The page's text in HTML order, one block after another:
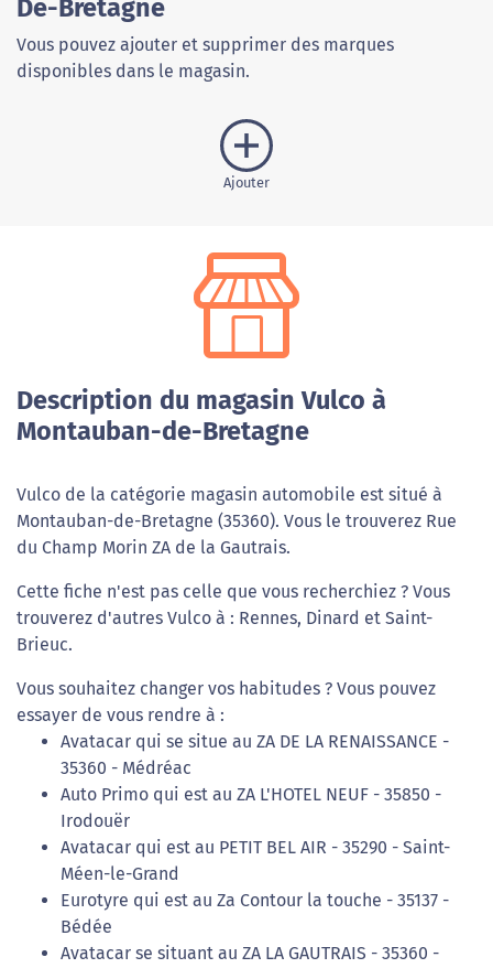
De-Bretagne
Vous pouvez ajouter et supprimer des marques
disponibles dans le magasin.
Ajouter
Description du magasin Vulco à
Montauban-de-Bretagne
Vulco de la catégorie magasin automobile est situé à
Montauban-de-Bretagne (35360). Vous le trouverez Rue
du Champ Morin ZA de la Gautrais.
Cette fiche n'est pas celle que vous recherchiez ? Vous
trouverez d'autres Vulco à : Rennes, Dinard et Saint-
Brieuc.
Vous souhaitez changer vos habitudes ? Vous pouvez
essayer de vous rendre à :
Avatacar qui se situe au ZA DE LA RENAISSANCE -
35360 - Médréac
Auto Primo qui est au ZA L'HOTEL NEUF - 35850 -
Irodouër
Avatacar qui est au PETIT BEL AIR - 35290 - Saint-
Méen-le-Grand
Eurotyre qui est au Za Contour la touche - 35137 -
Bédée
Avatacar se situant au ZA LA GAUTRAIS - 35360 -